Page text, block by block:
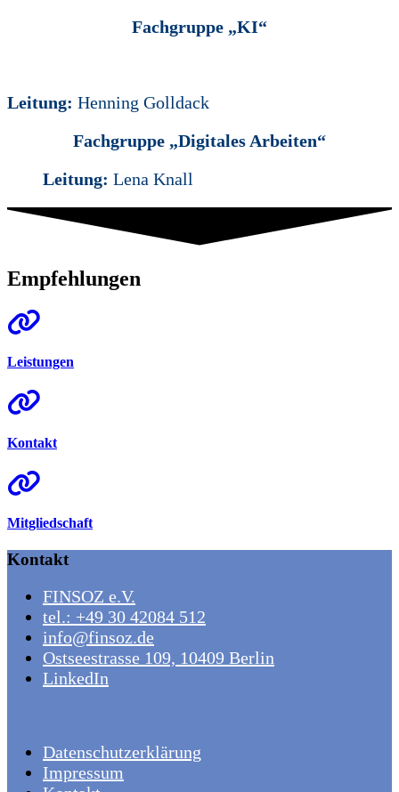
Fachgruppe „KI“
Leitung: Henning Golldack
Fachgruppe „Digitales Arbeiten“
Leitung: Lena Knall
Empfehlungen
Leistungen
Kontakt
Mitgliedschaft
Kontakt
FINSOZ e.V.
tel.: +49 30 42084 512
info@finsoz.de
Ostseestrasse 109, 10409 Berlin
LinkedIn
Datenschutzerklärung
Impressum